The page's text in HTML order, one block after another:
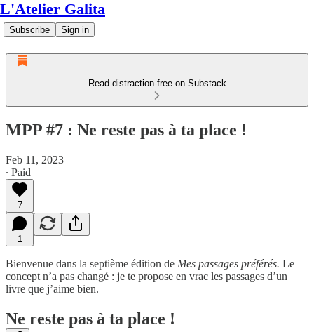
L'Atelier Galita
Subscribe Sign in
Read distraction-free on Substack
MPP #7 : Ne reste pas à ta place !
Feb 11, 2023
∙ Paid
7
1
Bienvenue dans la septième édition de Mes passages préférés. Le
concept n’a pas changé : je te propose en vrac les passages d’un
livre que j’aime bien.
Ne reste pas à ta place !